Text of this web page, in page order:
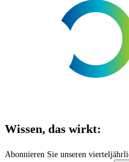
Wissen, das wirkt:
Abonnieren Sie unseren